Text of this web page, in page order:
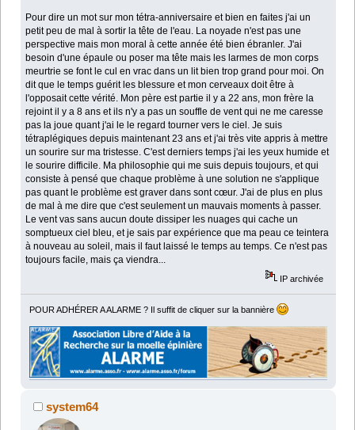
Pour dire un mot sur mon tétra-anniversaire et bien en faites j'ai un
petit peu de mal à sortir la tête de l'eau. La noyade n'est pas une
perspective mais mon moral à cette année été bien ébranler. J'ai
besoin d'une épaule ou poser ma tête mais les larmes de mon corps
meurtrie se font le cul en vrac dans un lit bien trop grand pour moi. On
dit que le temps guérit les blessure et mon cerveaux doit être à
l'opposait cette vérité. Mon père est partie il y a 22 ans, mon frère la
rejoint il y a 8 ans et ils n'y a pas un souffle de vent qui ne me caresse
pas la joue quant j'ai le le regard tourner vers le ciel. Je suis
tétraplégiques depuis maintenant 23 ans et j'ai très vite appris à mettre
un sourire sur ma tristesse. C'est derniers temps j'ai les yeux humide et
le sourire difficile. Ma philosophie qui me suis depuis toujours, et qui
consiste à pensé que chaque problème à une solution ne s'applique
pas quant le problème est graver dans sont cœur. J'ai de plus en plus
de mal à me dire que c'est seulement un mauvais moments à passer.
Le vent vas sans aucun doute dissiper les nuages qui cache un
somptueux ciel bleu, et je sais par expérience que ma peau ce teintera
à nouveau au soleil, mais il faut laissé le temps au temps. Ce n'est pas
toujours facile, mais ça viendra...
IP archivée
POUR ADHÉRER A ALARME ? Il suffit de cliquer sur la bannière
system64